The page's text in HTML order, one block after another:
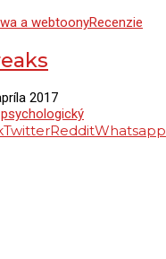
a webtoonyRecenzie
2017
psychologický
TwitterRedditWhatsapp